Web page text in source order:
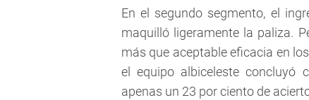
En el segundo segmento, el
maquilló ligeramente la paliza.
más que aceptable eficacia en
el equipo albiceleste concluyó
apenas un 23 por ciento de